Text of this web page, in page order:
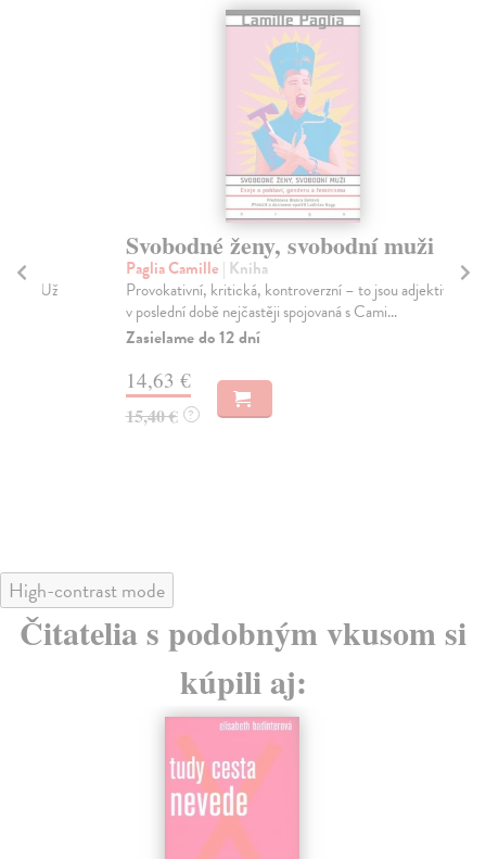
Svobodné ženy, svobodní muži
Paglia Camille| Kniha
Provokativní, kritická, kontroverzní – to jsou adjektiva
v poslední době nejčastěji spojovaná s Cami...
Zasielame do 12 dní
14,63 €
?
High-contrast mode
Čitatelia s podobným vkusom si
kúpili aj: